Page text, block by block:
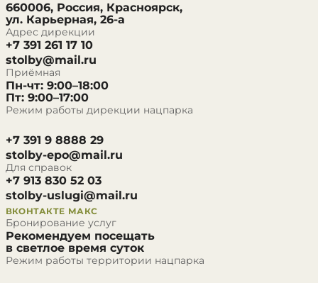
660006, Россия, Красноярск,
ул. Карьерная, 26-а
Адрес дирекции
+7 391 261 17 10
stolby@mail.ru
Приёмная
Пн-чт: 9:00–18:00
Пт: 9:00–17:00
Режим работы дирекции нацпарка
+7 391 9 8888 29
stolby-epo@mail.ru
Для справок
+7 913 830 52 03
stolby-uslugi@mail.ru
ВКОНТАКТЕ МАКС
Бронирование услуг
Рекомендуем посещать
в светлое время суток
Режим работы территории нацпарка